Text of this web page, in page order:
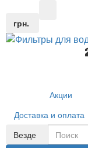
грн.
Акции
Доставка и оплата
Везде